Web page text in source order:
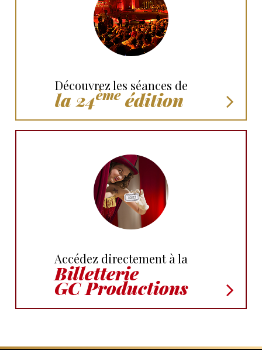
Découvrez les séances de
la 24èmeédition
Accédez directement à la
Billetterie
GC Productions